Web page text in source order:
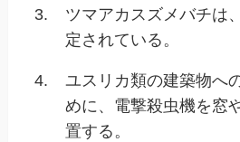
3.
ツマアカスズメバチは
定されている。
4.
ユスリカ類の建築物へ
めに、電撃殺虫機を窓
置する。